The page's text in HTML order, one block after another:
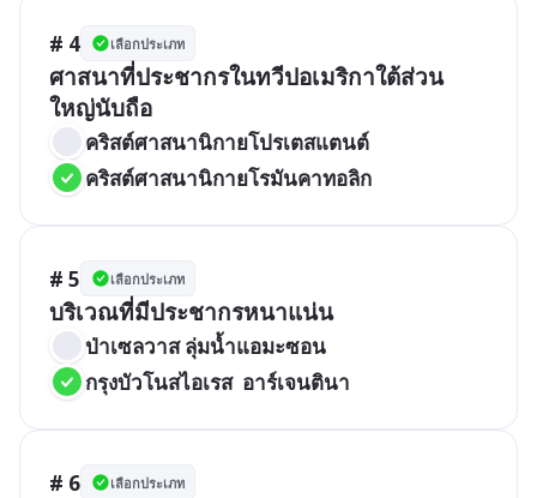
# 4 เลือกประเภท
ศาสนาที่ประชากรในทวีปอเมริกาใต้ส่วน
คริสต์ศาสนานิกายโปรเตสแตนต์
คริสต์ศาสนานิกายโรมันคาทอลิก
# 5 เลือกประเภท
ป่าเซลวาส ลุ่มน้ำแอมะซอน
กรุงบัวโนสไอเรส  อาร์เจนตินา
# 6 เลือกประเภท